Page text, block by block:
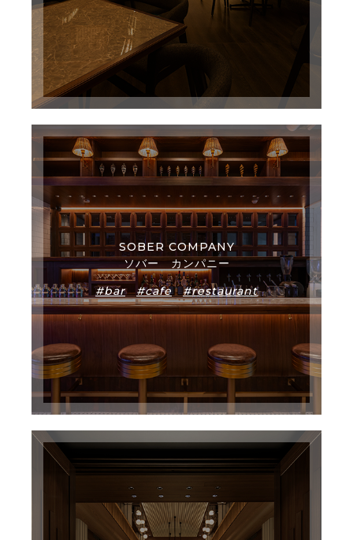
SOBER COMPANY
ソバー カンパニー
#bar
#cafe #restaurant